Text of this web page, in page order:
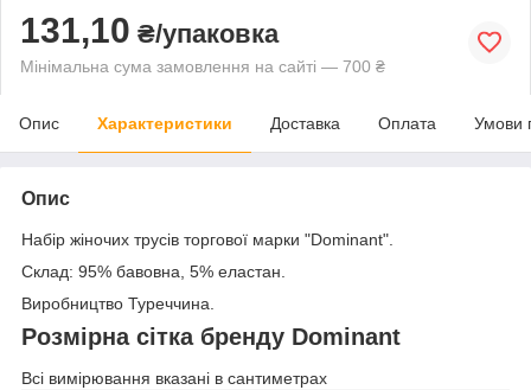
131,10 ₴/упаковка
Мінімальна сума замовлення на сайті — 700 ₴
Опис Характеристики Доставка Оплата Умови
Опис
Набір жіночих трусів торгової марки "Dominant".
Склад: 95% бавовна, 5% еластан.
Виробництво Туреччина.
Розмірна сітка бренду Dominant
Всі вимірювання вказані в сантиметрах